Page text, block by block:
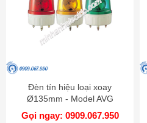
Đèn tín hiệu loại xoay
Ø135mm - Model AVG
Gọi ngay: 0909.067.950